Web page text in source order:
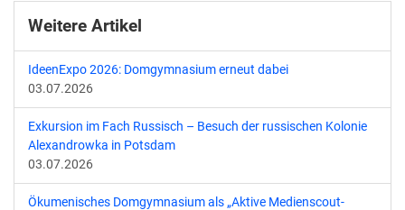
Weitere Artikel
IdeenExpo 2026: Domgymnasium erneut dabei
03.07.2026
Exkursion im Fach Russisch – Besuch der russischen Kolonie
Alexandrowka in Potsdam
03.07.2026
Ökumenisches Domgymnasium als „Aktive Medienscout-